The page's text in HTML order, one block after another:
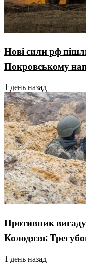
Нові сили рф
Покровському
1 день назад
Противник
Колодязя:
1 день назад